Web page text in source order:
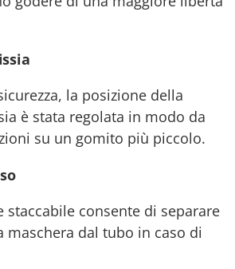
la posizione della
è stata regolata in modo da
su un gomito più piccolo.
staccabile consente di separare
maschera dal tubo in caso di